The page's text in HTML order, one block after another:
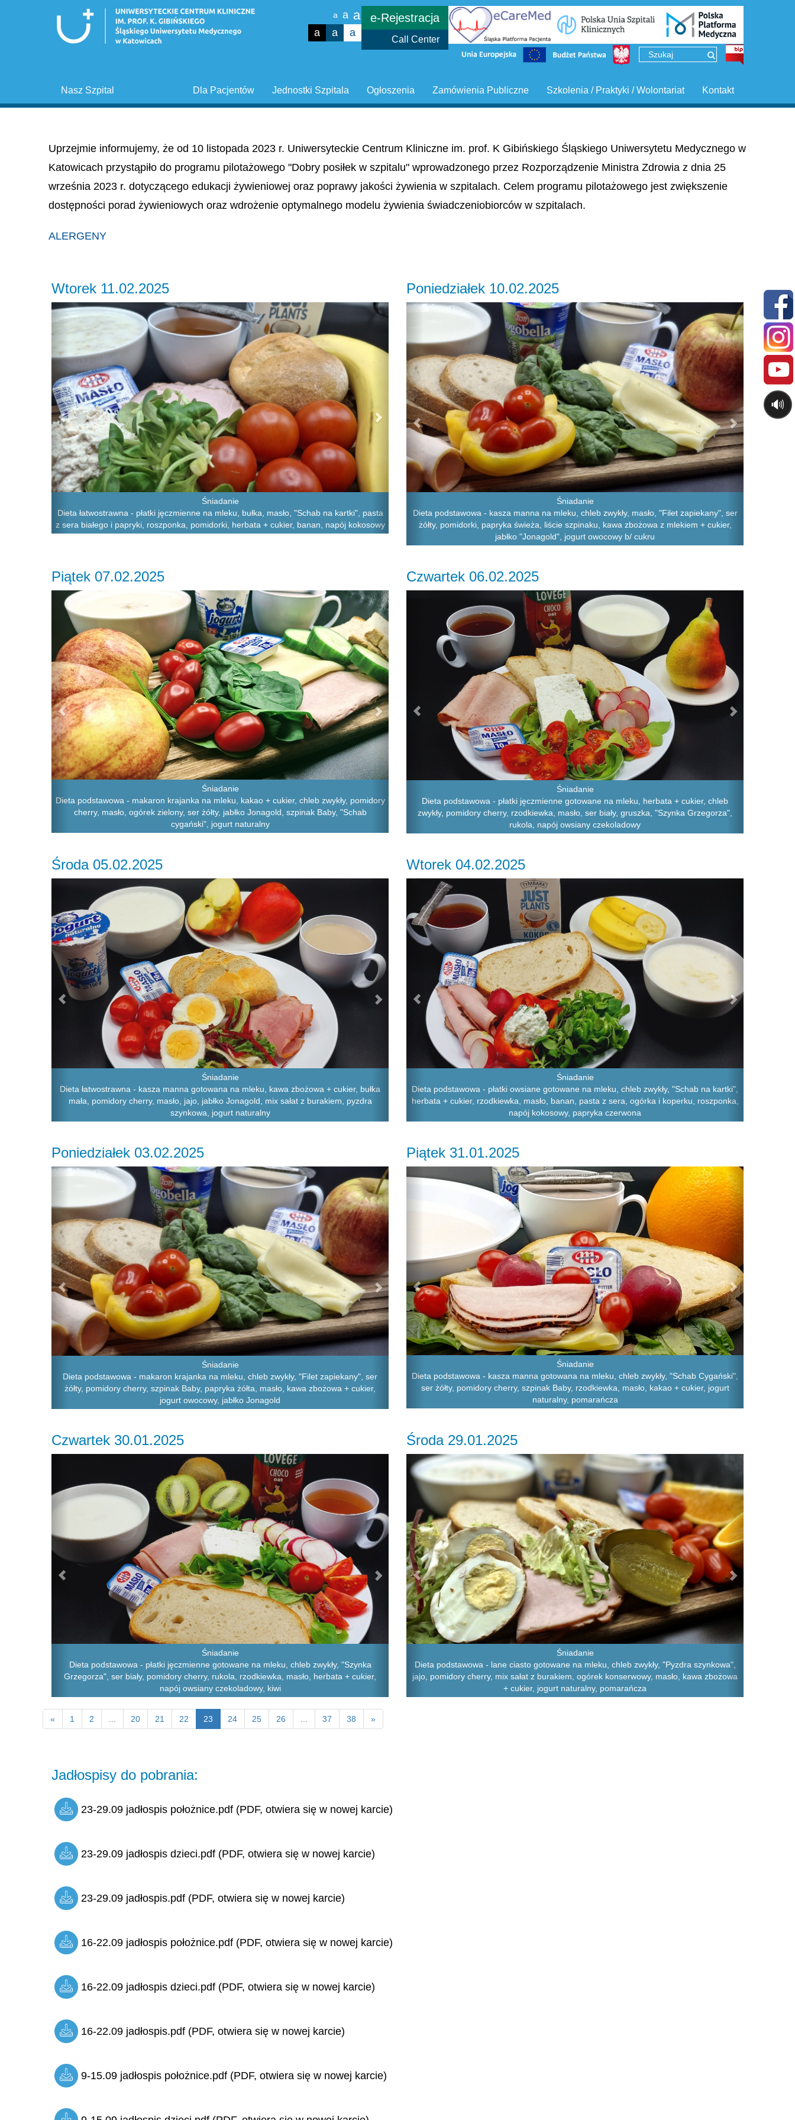
a a a
a a a
e-Rejestracja
Call Center
Kontakt
Szkolenia / Praktyki / Wolontariat
Zamówienia Publiczne
Ogłoszenia
Jednostki Szpitala
Dla Pacjentów
Nasz Szpital
Uprzejmie informujemy, że od 10 listopada 2023 r. Uniwersyteckie Centrum Kliniczne im. prof. K Gibińskiego Śląskiego Uniwersytetu Medycznego w
Katowicach przystąpiło do programu pilotażowego "Dobry posiłek w szpitalu" wprowadzonego przez Rozporządzenie Ministra Zdrowia z dnia 25
września 2023 r. dotyczącego edukacji żywieniowej oraz poprawy jakości żywienia w szpitalach. Celem programu pilotażowego jest zwiększenie
dostępności porad żywieniowych oraz wdrożenie optymalnego modelu żywienia świadczeniobiorców w szpitalach.
ALERGENY
Wtorek 11.02.2025
Śniadanie
Dieta łatwostrawna - płatki jęczmienne na mleku, bułka, masło, "Schab na kartki", pasta
z sera białego i papryki, roszponka, pomidorki, herbata + cukier, banan, napój kokosowy
Previous Next
Poniedziałek 10.02.2025
Śniadanie
Dieta podstawowa - kasza manna na mleku, chleb zwykły, masło, "Filet zapiekany", ser
żółty, pomidorki, papryka świeża, liście szpinaku, kawa zbożowa z mlekiem + cukier,
jabłko "Jonagold", jogurt owocowy b/ cukru
Previous Next
Piątek 07.02.2025
Śniadanie
Dieta podstawowa - makaron krajanka na mleku, kakao + cukier, chleb zwykły, pomidory
cherry, masło, ogórek zielony, ser żółty, jabłko Jonagold, szpinak Baby, "Schab
cygański", jogurt naturalny
Previous Next
Czwartek 06.02.2025
Śniadanie
Dieta podstawowa - płatki jęczmienne gotowane na mleku, herbata + cukier, chleb
zwykły, pomidory cherry, rzodkiewka, masło, ser biały, gruszka, "Szynka Grzegorza",
rukola, napój owsiany czekoladowy
Środa 05.02.2025
Śniadanie
Dieta łatwostrawna - kasza manna gotowana na mleku, kawa zbożowa + cukier, bułka
mała, pomidory cherry, masło, jajo, jabłko Jonagold, mix sałat z burakiem, pyzdra
szynkowa, jogurt naturalny
Wtorek 04.02.2025
Śniadanie
Dieta podstawowa - płatki owsiane gotowane na mleku, chleb zwykły, "Schab na kartki",
herbata + cukier, rzodkiewka, masło, banan, pasta z sera, ogórka i koperku, roszponka,
napój kokosowy, papryka czerwona
Previous
Poniedziałek 03.02.2025
Śniadanie
Dieta podstawowa - makaron krajanka na mleku, chleb zwykły, "Filet zapiekany", ser
żółty, pomidory cherry, szpinak Baby, papryka żółta, masło, kawa zbożowa + cukier,
jogurt owocowy, jabłko Jonagold
Previous Next
Piątek 31.01.2025
Śniadanie
Dieta podstawowa - kasza manna gotowana na mleku, chleb zwykły, "Schab Cygański",
ser żółty, pomidory cherry, szpinak Baby, rzodkiewka, masło, kakao + cukier, jogurt
naturalny, pomarańcza
Previous Next
Czwartek 30.01.2025
Śniadanie
Dieta podstawowa - płatki jęczmienne gotowane na mleku, chleb zwykły, "Szynka
Grzegorza", ser biały, pomidory cherry, rukola, rzodkiewka, masło, herbata + cukier,
napój owsiany czekoladowy, kiwi
Środa 29.01.2025
Śniadanie
Dieta podstawowa - lane ciasto gotowane na mleku, chleb zwykły, "Pyzdra szynkowa",
jajo, pomidory cherry, mix sałat z burakiem, ogórek konserwowy, masło, kawa zbożowa
+ cukier, jogurt naturalny, pomarańcza
Previous
« 1 2 20 21 22 23 24 25 26 37 38 »
Jadłospisy do pobrania:
23-29.09 jadłospis położnice.pdf (PDF, otwiera się w nowej karcie)
23-29.09 jadłospis dzieci.pdf (PDF, otwiera się w nowej karcie)
23-29.09 jadłospis.pdf (PDF, otwiera się w nowej karcie)
16-22.09 jadłospis położnice.pdf (PDF, otwiera się w nowej karcie)
16-22.09 jadłospis dzieci.pdf (PDF, otwiera się w nowej karcie)
16-22.09 jadłospis.pdf (PDF, otwiera się w nowej karcie)
9-15.09 jadłospis położnice.pdf (PDF, otwiera się w nowej karcie)
🔊